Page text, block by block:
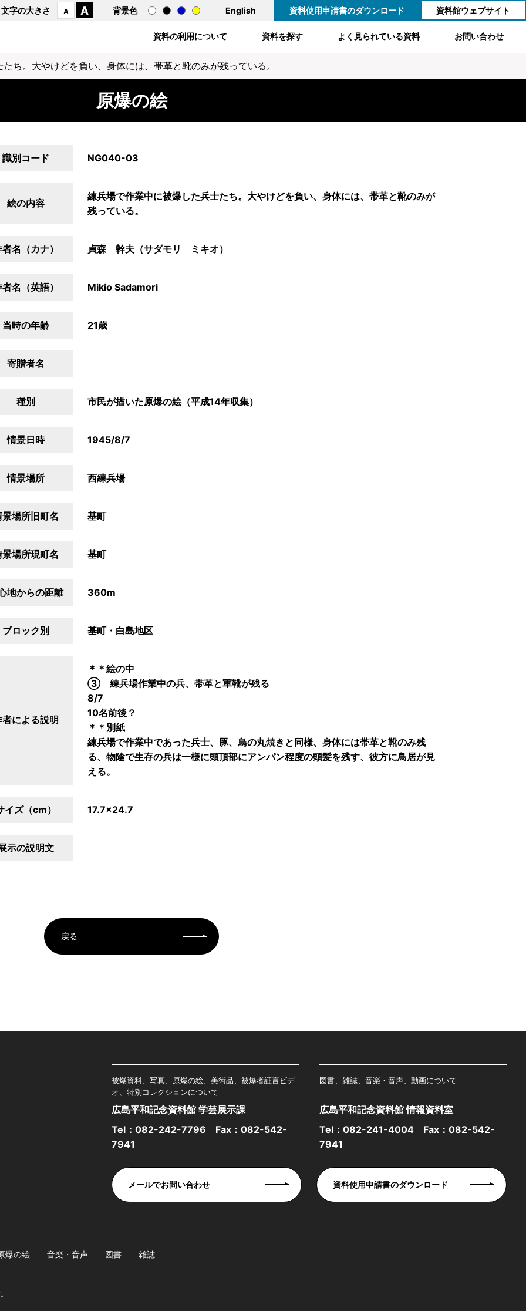
文字の大きさ A A 背景色 English 資料使用申請書のダウンロード 資料館ウェブサイト
資料の利用について 資料を探す よく見られている資料 お問い合わせ
ち。大やけどを負い、身体には、帯革と靴のみが残っている。
原爆の絵
識別コード NG040-03
絵の内容
練兵場で作業中に被爆した兵士たち。大やけどを負い、身体には、帯革と靴のみが
残っている。
名（カナ） 貞森 幹夫（サダモリ ミキオ）
名（英語） Mikio Sadamori
当時の年齢 21歳
寄贈者名
種別 市民が描いた原爆の絵（平成14年収集）
情景日時 1945/8/7
情景場所 西練兵場
景場所旧町名 基町
景場所現町名 基町
地からの距離 360m
ブロック別 基町・白島地区
者による説明
＊＊絵の中
③ 練兵場作業中の兵、帯革と軍靴が残る
8/7
10名前後？
＊＊別紙
練兵場で作業中であった兵士、豚、鳥の丸焼きと同様、身体には帯革と靴のみ残
る、物陰で生存の兵は一様に頭頂部にアンパン程度の頭髪を残す、彼方に鳥居が見
える。
イズ（cm） 17.7×24.7
示の説明文
戻る
被爆資料、写真、原爆の絵、美術品、被爆者証言ビデ
オ、特別コレクションについて
広島平和記念資料館 学芸展示課
Tel： 082-242-7796 Fax：082-542-
7941
図書、雑誌、音楽・音声、動画について
広島平和記念資料館 情報資料室
Tel： 082-241-4004 Fax：082-542-
7941
メールでお問い合わせ 資料使用申請書のダウンロード
爆の絵 音楽・音声 図書 雑誌